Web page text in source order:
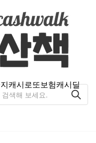
캐시로또보험캐시딜